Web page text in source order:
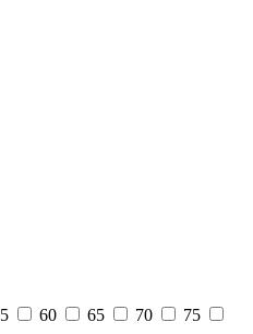
60 65 70
75